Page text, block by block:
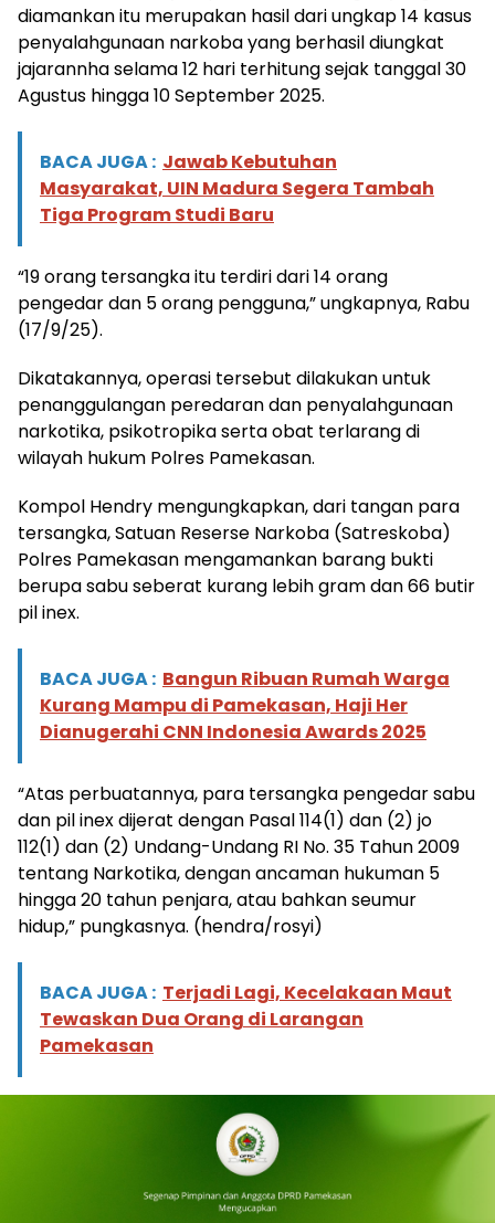
diamankan itu merupakan hasil dari ungkap 14 kasus
penyalahgunaan narkoba yang berhasil diungkat
jajarannha selama 12 hari terhitung sejak tanggal 30
Agustus hingga 10 September 2025.
BACA JUGA : Jawab Kebutuhan
Masyarakat, UIN Madura Segera Tambah
Tiga Program Studi Baru
“19 orang tersangka itu terdiri dari 14 orang
pengedar dan 5 orang pengguna,” ungkapnya, Rabu
(17/9/25).
Dikatakannya, operasi tersebut dilakukan untuk
penanggulangan peredaran dan penyalahgunaan
narkotika, psikotropika serta obat terlarang di
wilayah hukum Polres Pamekasan.
Kompol Hendry mengungkapkan, dari tangan para
tersangka, Satuan Reserse Narkoba (Satreskoba)
Polres Pamekasan mengamankan barang bukti
berupa sabu seberat kurang lebih gram dan 66 butir
pil inex.
BACA JUGA : Bangun Ribuan Rumah Warga
Kurang Mampu di Pamekasan, Haji Her
Dianugerahi CNN Indonesia Awards 2025
“Atas perbuatannya, para tersangka pengedar sabu
dan pil inex dijerat dengan Pasal 114(1) dan (2) jo
112(1) dan (2) Undang-Undang RI No. 35 Tahun 2009
tentang Narkotika, dengan ancaman hukuman 5
hingga 20 tahun penjara, atau bahkan seumur
hidup,” pungkasnya. (hendra/rosyi)
BACA JUGA : Terjadi Lagi, Kecelakaan Maut
Tewaskan Dua Orang di Larangan
Pamekasan